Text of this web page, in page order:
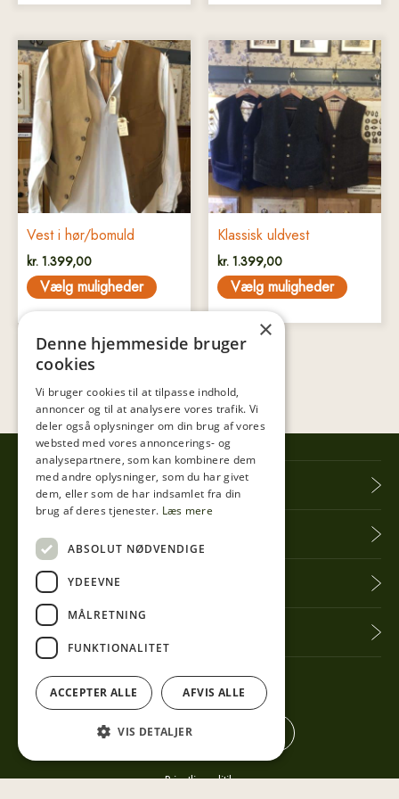
Vest i hør/bomuld
kr. 1.399,00
Vælg muligheder
Dette
vare
har
flere
varianter.
Mulighederne
kan
vælges
varesiden
Klassisk uldvest
kr. 1.399,00
Vælg muligheder
Dette
vare
har
flere
varianter.
Mulighederne
kan
vælges
varesiden
Tibberup Høkeren
Information
Praktisk info
Få seneste nyt
Følg med her
Privatlivspolitik
×
Denne hjemmeside bruger
cookies
Vi bruger cookies til at tilpasse indhold,
annoncer og til at analysere vores trafik. Vi
deler også oplysninger om din brug af vores
websted med vores annoncerings- og
analysepartnere, som kan kombinere dem
med andre oplysninger, som du har givet
dem, eller som de har indsamlet fra din
brug af deres tjenester. Læs mere
ABSOLUT NØDVENDIGE
YDEEVNE
MÅLRETNING
FUNKTIONALITET
ACCEPTER ALLE AFVIS ALLE
VIS DETALJER